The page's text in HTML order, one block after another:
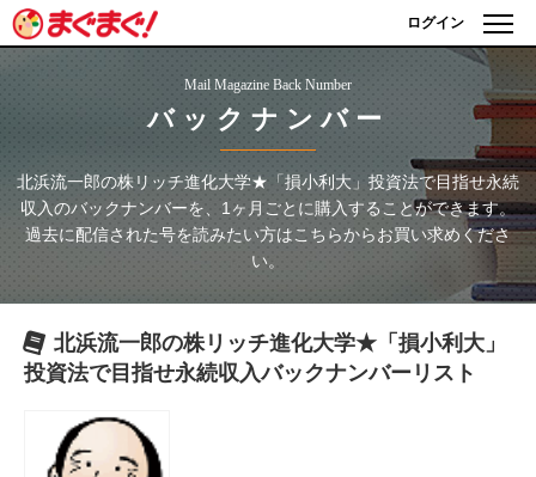
ログイン
Mail Magazine Back Number
バックナンバー
北浜流一郎の株リッチ進化大学★「損小利大」投資法で目指せ永続
収入のバックナンバーを、1ヶ月ごとに購入することができます。
過去に配信された号を読みたい方はこちらからお買い求めくださ
い。
北浜流一郎の株リッチ進化大学★「損小利大」
投資法で目指せ永続収入バックナンバーリスト